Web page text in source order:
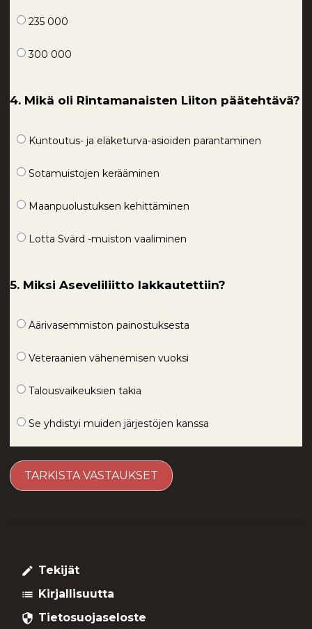
235 000
300 000
4. Mikä oli Rintamanaisten Liiton päätehtävä?
Kuntoutus- ja eläketurva-asioiden parantaminen
Sotamuistojen kerääminen
Maanpuolustuksen kehittäminen
Lotta Svärd -muiston vaaliminen
5. Miksi Aseveliliitto lakkautettiin?
Äärivasemmiston painostuksesta
Veteraanien vähenemisen vuoksi
Talousvaikeuksien takia
Se yhdistyi muiden järjestöjen kanssa
create Tekijät
list Kirjallisuutta
security Tietosuojaseloste